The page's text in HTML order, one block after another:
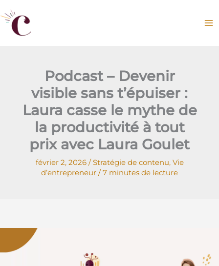
au
contenu
Podcast – Devenir
visible sans t’épuiser :
Laura casse le mythe de
la productivité à tout
prix avec Laura Goulet
février 2, 2026 /Stratégie de contenu, Vie
d’entrepreneur /7 minutes de lecture